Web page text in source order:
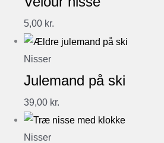
5,00 kr.
Nisser
Julemand på ski
39,00 kr.
Nisser